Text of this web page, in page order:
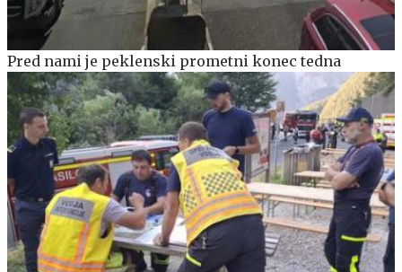
Pred nami je peklenski prometni konec tedna